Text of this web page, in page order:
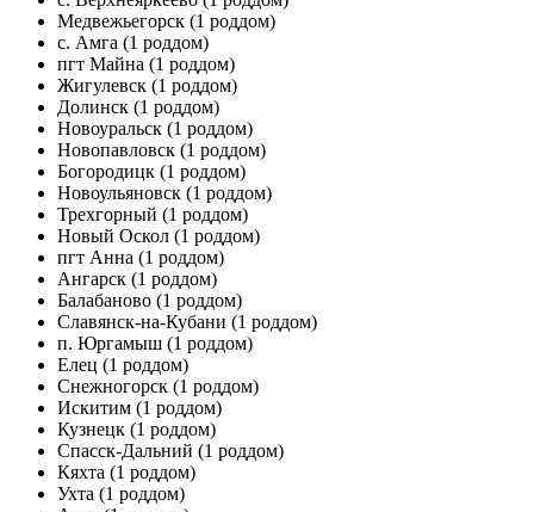
Медвежьегорск (1 роддом)
с. Амга (1 роддом)
пгт Майна (1 роддом)
Жигулевск (1 роддом)
Долинск (1 роддом)
Новоуральск (1 роддом)
Новопавловск (1 роддом)
Богородицк (1 роддом)
Новоульяновск (1 роддом)
Трехгорный (1 роддом)
Новый Оскол (1 роддом)
пгт Анна (1 роддом)
Ангарск (1 роддом)
Балабаново (1 роддом)
Славянск-на-Кубани (1 роддом)
п. Юргамыш (1 роддом)
Елец (1 роддом)
Снежногорск (1 роддом)
Искитим (1 роддом)
Кузнецк (1 роддом)
Спасск-Дальний (1 роддом)
Кяхта (1 роддом)
Ухта (1 роддом)